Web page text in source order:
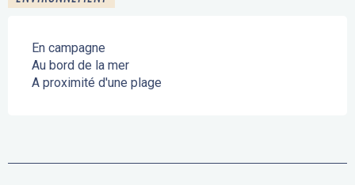
En campagne
Au bord de la mer
A proximité d'une plage